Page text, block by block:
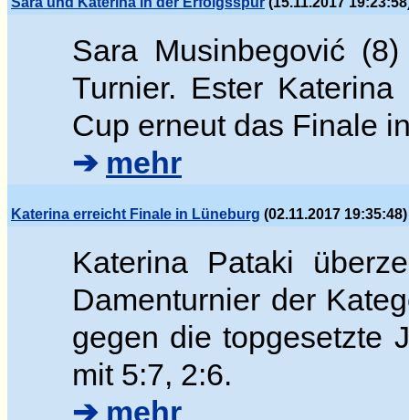
Sara Musinbegović (8)
Turnier. Ester
Cup erneut das Finale
➔ mehr
Katerina erreicht Finale in Lüneburg (02.11.2017 19:35:48)
Katerina Pataki
Damenturnier der
gegen die topgesetzte
mit 5:7, 2:6.
➔ mehr